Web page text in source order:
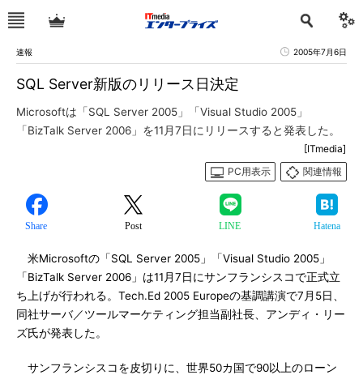
速報 2005年7月6日
SQL Server新版のリリース日決定
Microsoftは「SQL Server 2005」「Visual Studio 2005」
「BizTalk Server 2006」を11月7日にリリースすると発表した。
[ITmedia]
PC用表示
関連情報
Share Post LINE Hatena
米Microsoftの「SQL Server 2005」「Visual Studio 2005」
「BizTalk Server 2006」は11月7日にサンフランシスコで正式立
ち上げが行われる。Tech.Ed 2005 Europeの基調講演で7月5日、
同社サーバ／ツールマーケティング担当副社長、アンディ・リー
ズ氏が発表した。
サンフランシスコを皮切りに、世界50カ国で90以上のローン